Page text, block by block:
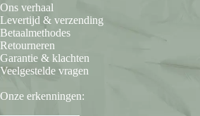
Ons verhaal
Levertijd & verzending
Betaalmethodes
Retourneren
Garantie & klachten
Veelgestelde vragen
Onze erkenningen: